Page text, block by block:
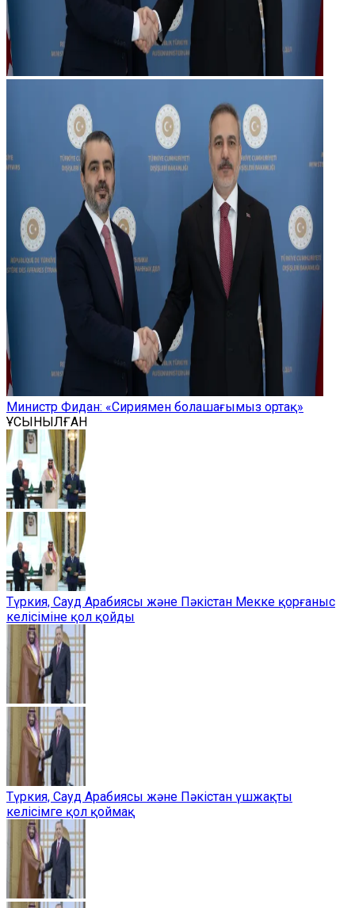
Министр Фидан: «Сириямен болашағымыз ортақ»
ҰСЫНЫЛҒАН
Түркия, Сауд Арабиясы және Пәкістан Мекке қорғаныс
келісіміне қол қойды
Түркия, Сауд Арабиясы және Пәкістан үшжақты
келісімге қол қоймақ